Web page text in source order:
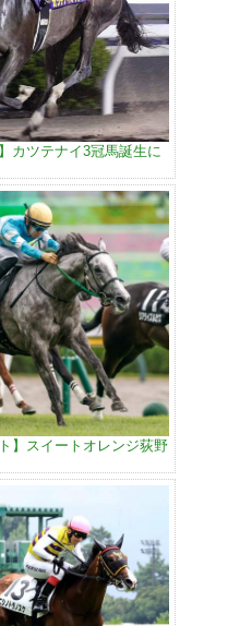
カツテナイ3冠馬誕生に
】スイートオレンジ荻野